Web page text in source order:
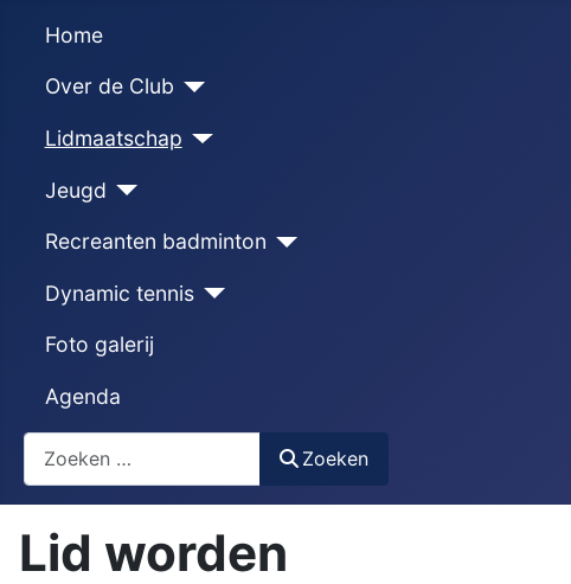
Home
Over de Club
Lidmaatschap
Jeugd
Recreanten badminton
Dynamic tennis
Foto galerij
Agenda
Zoeken
Zoeken
Lid worden